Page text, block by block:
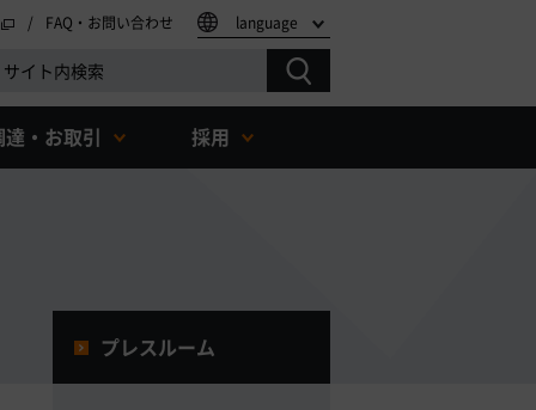
FAQ・お問い合わせ language
達・お取引 採用
プレスルーム